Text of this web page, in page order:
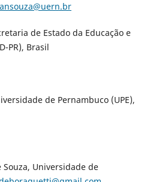
de Estado da Educação e
PR), Brasil
de Pernambuco (UPE),
Universidade de